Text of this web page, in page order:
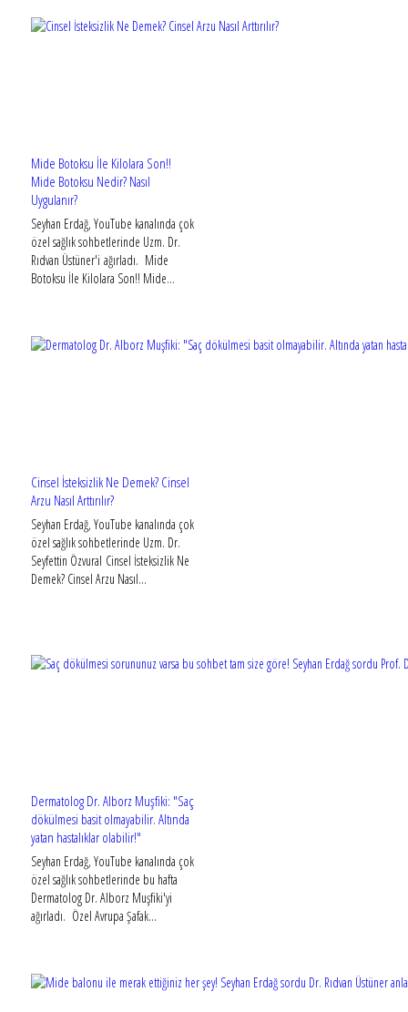
Mide Botoksu İle Kilolara Son!!
Mide Botoksu Nedir? Nasıl
Uygulanır?
Seyhan Erdağ, YouTube kanalında çok
özel sağlık sohbetlerinde Uzm. Dr.
Rıdvan Üstüner'i ağırladı. Mide
Botoksu İle Kilolara Son!! Mide...
Cinsel İsteksizlik Ne Demek? Cinsel
Arzu Nasıl Arttırılır?
Seyhan Erdağ, YouTube kanalında çok
özel sağlık sohbetlerinde Uzm. Dr.
Seyfettin Özvural Cinsel İsteksizlik Ne
Demek? Cinsel Arzu Nasıl...
Dermatolog Dr. Alborz Muşfiki: "Saç
dökülmesi basit olmayabilir. Altında
yatan hastalıklar olabilir!"
Seyhan Erdağ, YouTube kanalında çok
özel sağlık sohbetlerinde bu hafta
Dermatolog Dr. Alborz Muşfiki'yi
ağırladı. Özel Avrupa Şafak...